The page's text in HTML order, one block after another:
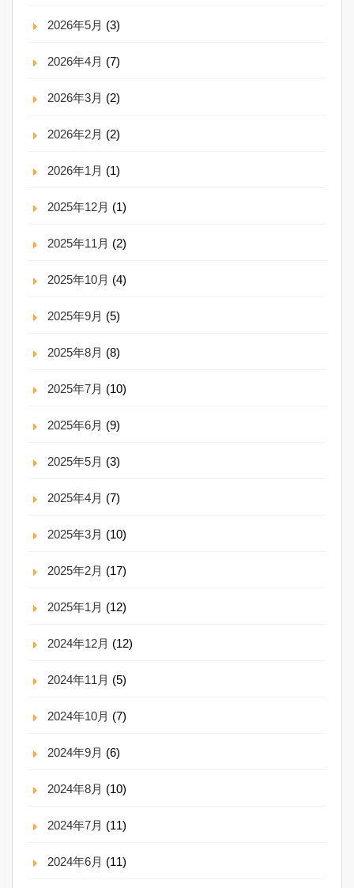
2026年5月 (3)
2026年4月 (7)
2026年3月 (2)
2026年2月 (2)
2026年1月 (1)
2025年12月 (1)
2025年11月 (2)
2025年10月 (4)
2025年9月 (5)
2025年8月 (8)
2025年7月 (10)
2025年6月 (9)
2025年5月 (3)
2025年4月 (7)
2025年3月 (10)
2025年2月 (17)
2025年1月 (12)
2024年12月 (12)
2024年11月 (5)
2024年10月 (7)
2024年9月 (6)
2024年8月 (10)
2024年7月 (11)
2024年6月 (11)